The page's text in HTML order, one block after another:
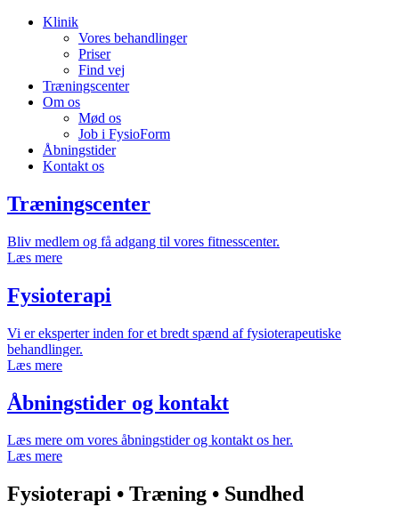
Klinik
Vores behandlinger
Priser
Find vej
Træningscenter
Om os
Mød os
Job i FysioForm
Åbningstider
Kontakt os
Træningscenter
Bliv medlem og få adgang til vores fitnesscenter.
Læs mere
Fysioterapi
Vi er eksperter inden for et bredt spænd af fysioterapeutiske
behandlinger.
Læs mere
Åbningstider og kontakt
Læs mere om vores åbningstider og kontakt os her.
Læs mere
Fysioterapi • Træning • Sundhed